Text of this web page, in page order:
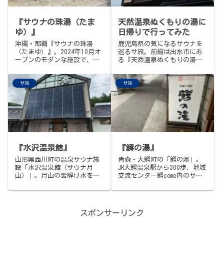
『サウナの珠湯（たま
ゆ）』
沖縄・那覇『サウナの珠湯
（たまゆ）』。2024年10月オ
ープンのモダンな施設で、メ
ため、セルフロウリュ可の個
室サウナを利用。沖縄にして
は冷ため設定の水風呂、天井
扇風機のクールダウン、ヨギ
ボーと暗めスクリーン、お隣
は系列の居酒屋たまや。前
段、南城市の猿人の湯は臨時
休館。だからよ、まるちで沖
ったの巻。
天然温泉ぬくもりの湯に
日帰りで行ってみた
鹿児島県の気になるサウナを
巡るサ旅。前編は出水市にあ
る『天然温泉ぬくもりの湯』
水風呂とはどんなものなの
か？体験してきました。
サ旅
『水沢温泉館』
山形県西川町の温泉サウナ施
設「水沢温泉館（サウナ月
山）」。月山の雪解け水を掛
スタイルのセルフロウリュサ
土曜日、水曜日はゲリラ熱
サ旅
『鰐の湯』
青森・大鰐町の「鰐の湯」。
JR大鰐温泉駅から300歩、地域
交流センター鰐come内のサウ
ていた幻のアルパインサウナ
温サウナ、深めの2人サイズ水
スポンサーリンク